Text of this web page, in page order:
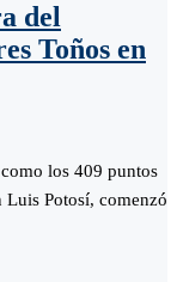
del
Toños en
los 409 puntos
Luis Potosí, comenzó